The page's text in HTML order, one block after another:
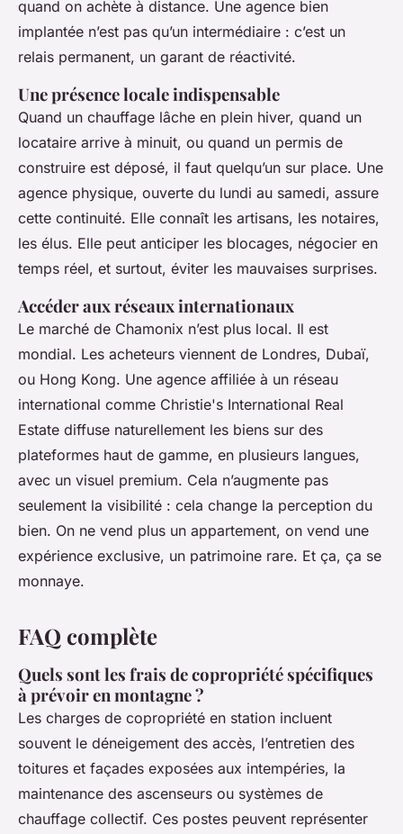
quand on achète à distance. Une agence bien
implantée n’est pas qu’un intermédiaire : c’est un
relais permanent, un garant de réactivité.
Une présence locale indispensable
Quand un chauffage lâche en plein hiver, quand un
locataire arrive à minuit, ou quand un permis de
construire est déposé, il faut quelqu’un sur place. Une
agence physique, ouverte du lundi au samedi, assure
cette continuité. Elle connaît les artisans, les notaires,
les élus. Elle peut anticiper les blocages, négocier en
temps réel, et surtout, éviter les mauvaises surprises.
Accéder aux réseaux internationaux
Le marché de Chamonix n’est plus local. Il est
mondial. Les acheteurs viennent de Londres, Dubaï,
ou Hong Kong. Une agence affiliée à un réseau
international comme Christie's International Real
Estate diffuse naturellement les biens sur des
plateformes haut de gamme, en plusieurs langues,
avec un visuel premium. Cela n’augmente pas
seulement la visibilité : cela change la perception du
bien. On ne vend plus un appartement, on vend une
expérience exclusive, un patrimoine rare. Et ça, ça se
monnaye.
FAQ complète
Quels sont les frais de copropriété spécifiques
à prévoir en montagne ?
Les charges de copropriété en station incluent
souvent le déneigement des accès, l’entretien des
toitures et façades exposées aux intempéries, la
maintenance des ascenseurs ou systèmes de
chauffage collectif. Ces postes peuvent représenter